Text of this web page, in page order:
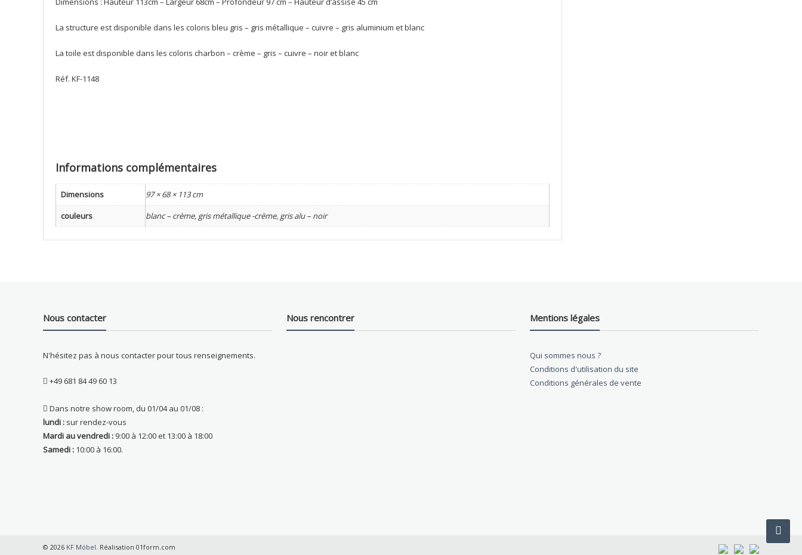
La structure est disponible dans les coloris bleu gris – gris métallique – cuivre – gris aluminium et blanc
La toile est disponible dans les coloris charbon – crème – gris – cuivre – noir et blanc
Réf. KF-1148
Informations complémentaires
Dimensions
97 × 68 × 113 cm
couleurs
blanc – crème, gris métallique -crème, gris alu – noir
Nous contacter
N'hésitez pas à nous contacter pour tous renseignements.
+49 681 84 49 60 13
Dans notre show room, du 01/04 au 01/08 :
lundi : sur rendez-vous
Mardi au vendredi : 9:00 à 12:00 et 13:00 à 18:00
Samedi : 10:00 à 16:00.
Nous rencontrer Mentions légales
Qui sommes nous ?
Conditions d'utilisation du site
Conditions générales de vente
© 2026 KF Möbel. Réalisation 01form.com